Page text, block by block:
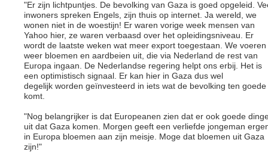
"Er zijn lichtpuntjes. De bevolking van Gaza is goed opgeleid.
inwoners spreken Engels, zijn thuis op internet. Ja wereld, we
wonen niet in de woestijn! Er waren vorige week mensen van
Yahoo hier, ze waren verbaasd over het opleidingsniveau. Er
wordt de laatste weken wat meer export toegestaan. We voeren
weer bloemen en aardbeien uit, die via Nederland de rest van
Europa ingaan. De Nederlandse regering helpt ons erbij. Het is
een optimistisch signaal. Er kan hier in Gaza dus wel
degelijk worden geïnvesteerd in iets wat de bevolking ten goede
komt.
"Nog belangrijker is dat Europeanen zien dat er ook goede
uit dat Gaza komen. Morgen geeft een verliefde jongeman
in Europa bloemen aan zijn meisje. Moge dat bloemen uit Gaza
zijn!"